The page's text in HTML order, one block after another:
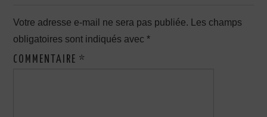
Votre adresse e-mail ne sera pas publiée.
Les champs
obligatoires sont indiqués avec*
COMMENTAIRE*